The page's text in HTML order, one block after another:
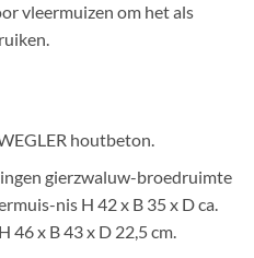
vleermuizen om het als
houtbeton.
gierzwaluw-broedruimte
nis H 42 x B 35 x D ca.
46 x B 43 x D 22,5 cm.